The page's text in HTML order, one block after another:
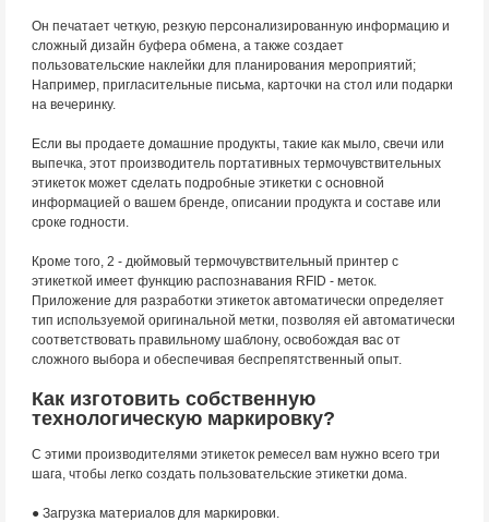
Он печатает четкую, резкую персонализированную информацию и
сложный дизайн буфера обмена, а также создает
пользовательские наклейки для планирования мероприятий;
Например, пригласительные письма, карточки на стол или подарки
на вечеринку.
Если вы продаете домашние продукты, такие как мыло, свечи или
выпечка, этот производитель портативных термочувствительных
этикеток может сделать подробные этикетки с основной
информацией о вашем бренде, описании продукта и составе или
сроке годности.
Кроме того, 2 - дюймовый термочувствительный принтер с
этикеткой имеет функцию распознавания RFID - меток.
Приложение для разработки этикеток автоматически определяет
тип используемой оригинальной метки, позволяя ей автоматически
соответствовать правильному шаблону, освобождая вас от
сложного выбора и обеспечивая беспрепятственный опыт.
Как изготовить собственную
технологическую маркировку?
С этими производителями этикеток ремесел вам нужно всего три
шага, чтобы легко создать пользовательские этикетки дома.
● Загрузка материалов для маркировки.